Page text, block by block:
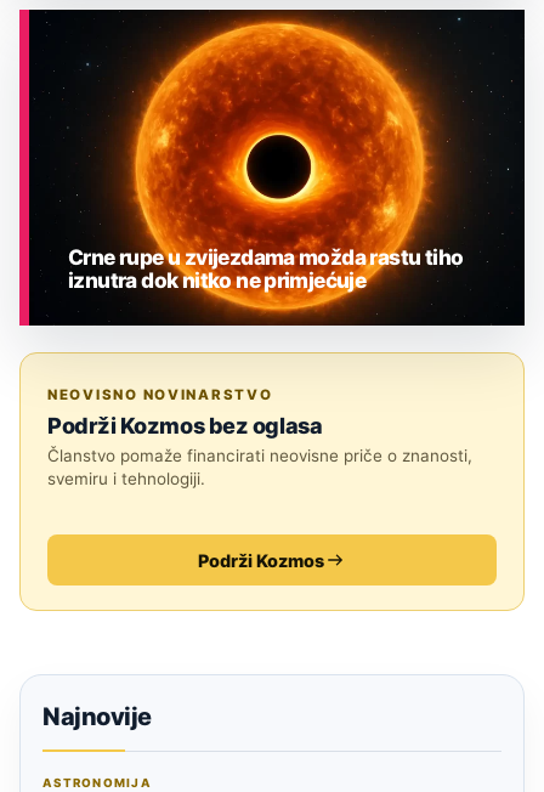
ASTRONOMIJA
Crne rupe u zvijezdama možda rastu tiho
iznutra dok nitko ne primjećuje
NEOVISNO NOVINARSTVO
Podrži Kozmos bez oglasa
Članstvo pomaže financirati neovisne priče o znanosti,
svemiru i tehnologiji.
Podrži Kozmos
Najnovije
ASTRONOMIJA